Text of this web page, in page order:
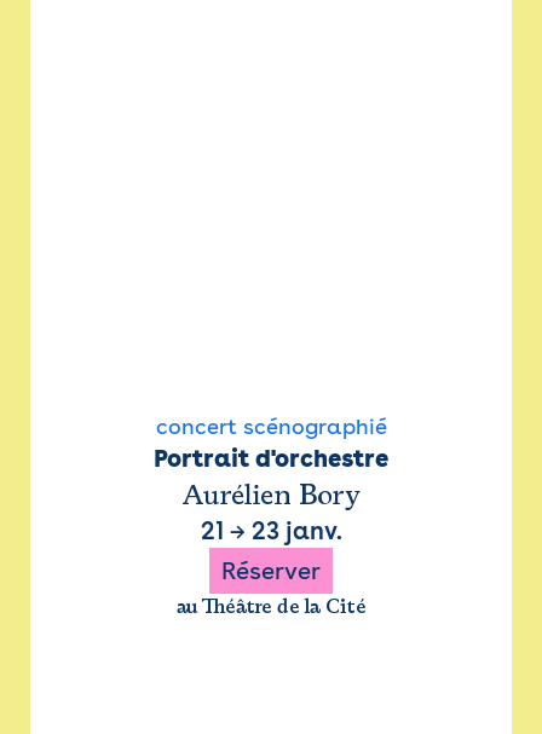
concert scénographié
Portrait d'orchestre
Aurélien Bory
21 → 23 janv.
Réserver
au Théâtre de la Cité